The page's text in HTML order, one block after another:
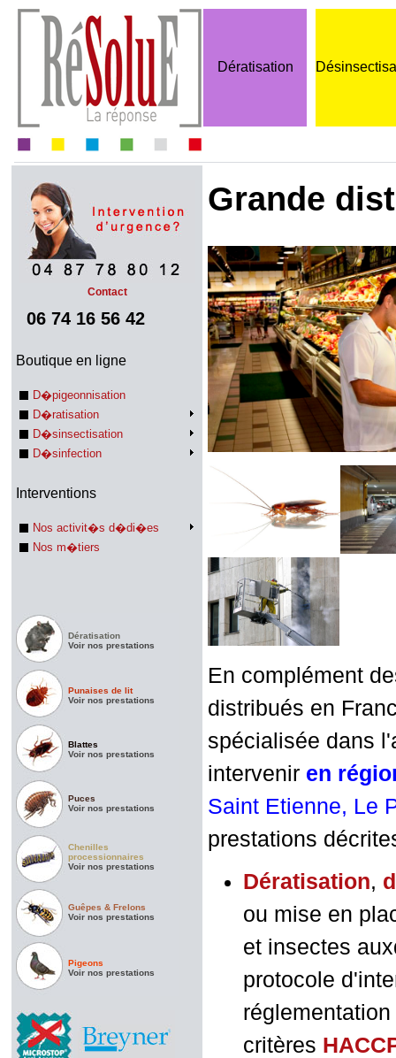
Dératisation
Contact
06 74 16 56 42
Boutique en ligne
D�pigeonnisation
D�ratisation
D�sinsectisation
D�sinfection
Interventions
Nos activit�s d�di�es
Nos m�tiers
Dératisation
Voir nos prestations
Punaises de lit
Voir nos prestations
Blattes
Voir nos prestations
Puces
Voir nos prestations
Chenilles
processionnaires
Voir nos prestations
Guêpes & Frelons
Voir nos prestations
Pigeons
Voir nos prestations
Grande
En complément
distribués en
spécialisée dans
intervenir en
Saint Etienne, Le
prestations
Dératisation,
ou mise en
et insectes
protocole
critères